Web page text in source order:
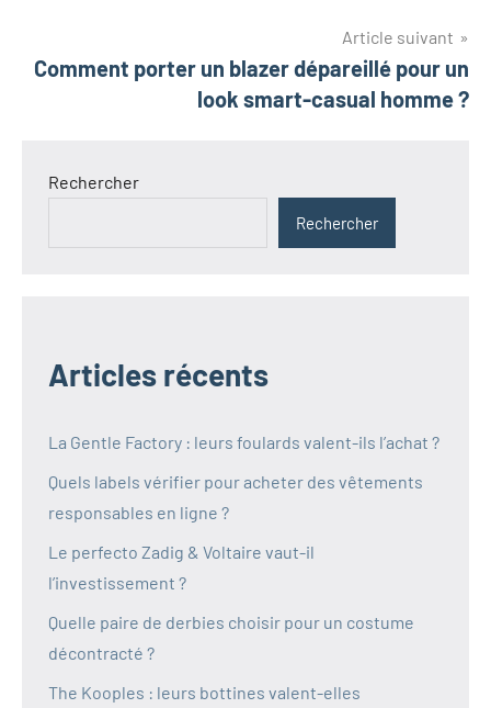
Article suivant
Comment porter un blazer dépareillé pour un
look smart-casual homme ?
Rechercher
Rechercher
Articles récents
La Gentle Factory : leurs foulards valent-ils l’achat ?
Quels labels vérifier pour acheter des vêtements
responsables en ligne ?
Le perfecto Zadig & Voltaire vaut-il
l’investissement ?
Quelle paire de derbies choisir pour un costume
décontracté ?
The Kooples : leurs bottines valent-elles